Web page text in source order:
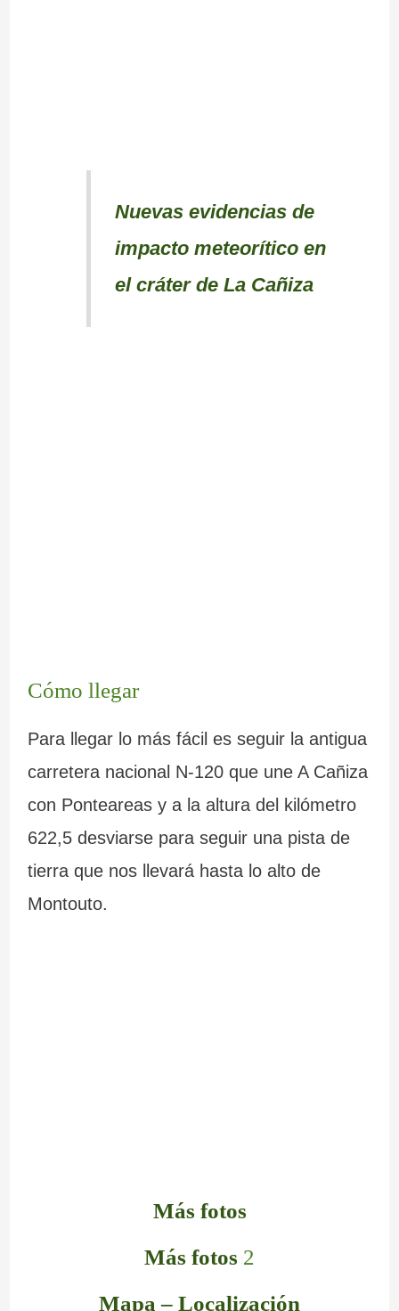
Nuevas evidencias de
impacto meteorítico en
el cráter de La Cañiza
Cómo llegar
Para llegar lo más fácil es seguir la antigua
carretera nacional N-120 que une A Cañiza
con Ponteareas y a la altura del kilómetro
622,5 desviarse para seguir una pista de
tierra que nos llevará hasta lo alto de
Montouto.
Más fotos
Más fotos 2
Mapa – Localización